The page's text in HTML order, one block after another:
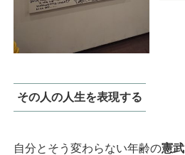
その人の人生を表現する
自分とそう変わらない年齢の憲武